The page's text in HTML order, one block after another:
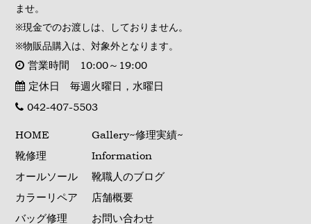
ませ。
※現金でのお渡しは、しておりません。
※物販品購入は、対象外となります。
営業時間 10:00～19:00
定休日 毎週火曜日，水曜日
042-407-5503
HOME
靴修理
オールソール
カラーリペア
バッグ修理
Gallery~修理実績~
Information
靴職人のブログ
店舗概要
お問い合わせ